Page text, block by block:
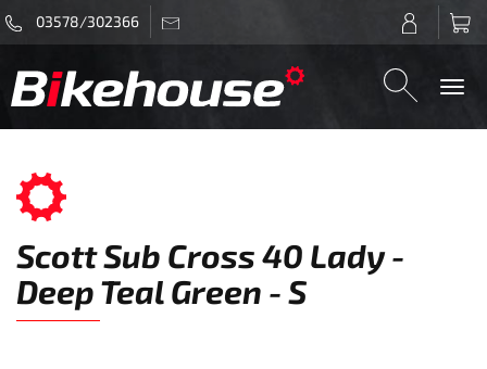
03578/302366
Scott Sub Cross 40 Lady -
Deep Teal Green - S